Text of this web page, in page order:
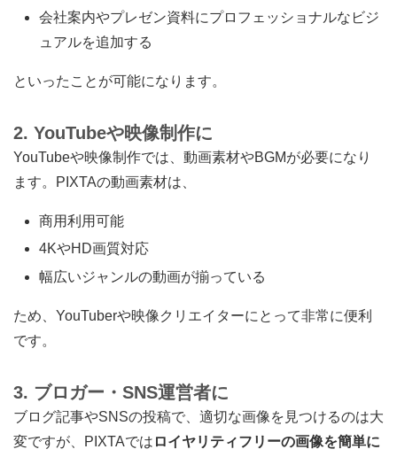
会社案内やプレゼン資料にプロフェッショナルなビジ
ュアルを追加する
といったことが可能になります。
2. YouTubeや映像制作に
YouTubeや映像制作では、動画素材やBGMが必要になり
ます。PIXTAの動画素材は、
商用利用可能
4KやHD画質対応
幅広いジャンルの動画が揃っている
ため、YouTuberや映像クリエイターにとって非常に便利
です。
3. ブロガー・SNS運営者に
ブログ記事やSNSの投稿で、適切な画像を見つけるのは大
変ですが、PIXTAでは ロイヤリティフリーの画像を簡単に